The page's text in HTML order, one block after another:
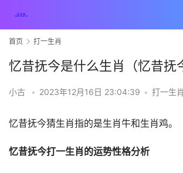
首页 打一生肖
忆昔抚今是什么生肖（忆昔抚
小古 • 2023年12月16日 23:04:39 • 打一生肖
忆昔抚今猜生肖指的是生肖牛和生肖鸡。
忆昔抚今打一生肖的运势性格分析